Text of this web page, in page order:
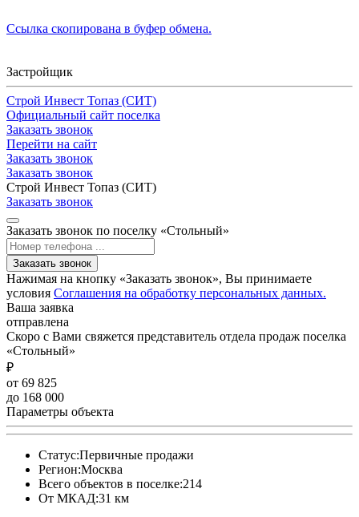
Ссылка скопирована в буфер обмена.
Застройщик
Строй Инвест Топаз (СИТ)
Официальный сайт поселка
Заказать звонок
Перейти на сайт
Заказать звонок
Заказать звонок
Строй Инвест Топаз (СИТ)
Заказать звонок
Заказать звонок по поселку «Стольный»
Заказать звонок
Нажимая на кнопку «Заказать звонок», Вы принимаете
условия Соглашения на обработку персональных данных.
Ваша заявка
отправлена
Скоро с Вами свяжется представитель отдела продаж поселка
«Стольный»
₽
от 69 825
до 168 000
Параметры объекта
Статус:Первичные продажи
Регион:Москва
Всего объектов в поселке:214
От МКАД:31 км